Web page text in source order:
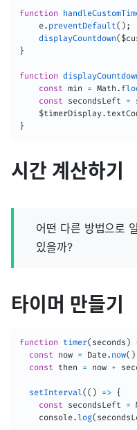
function
    e
. preventDefault( ) ;
displayCountdown(
}
function
const min = Math .
const secondsLeft =
    $timerDisplay
.
}
시간 계산하기
어떤 다른 방법으로
있을까?
타이머 만들기
function timer( seconds )
const now = Date. now( )
const then = now +
setInterval( ( ) => {
const secondsLeft =
    console
.log(